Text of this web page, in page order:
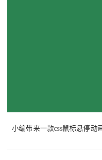
小编带来一款css鼠标悬停